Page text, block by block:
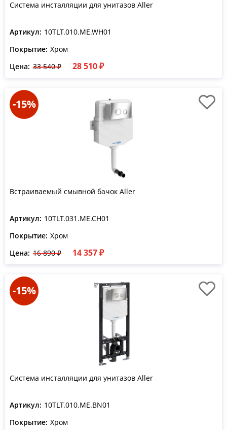
Система инсталляции для унитазов Aller
Артикул: 10TLT.010.ME.WH01
Покрытие: Хром
Цена: 33 540 ₽ 28 510 ₽
-15%
Встраиваемый смывной бачок Aller
Артикул: 10TLT.031.ME.CH01
Покрытие: Хром
Цена: 16 890 ₽ 14 357 ₽
-15%
Система инсталляции для унитазов Aller
Артикул: 10TLT.010.ME.BN01
Покрытие: Хром